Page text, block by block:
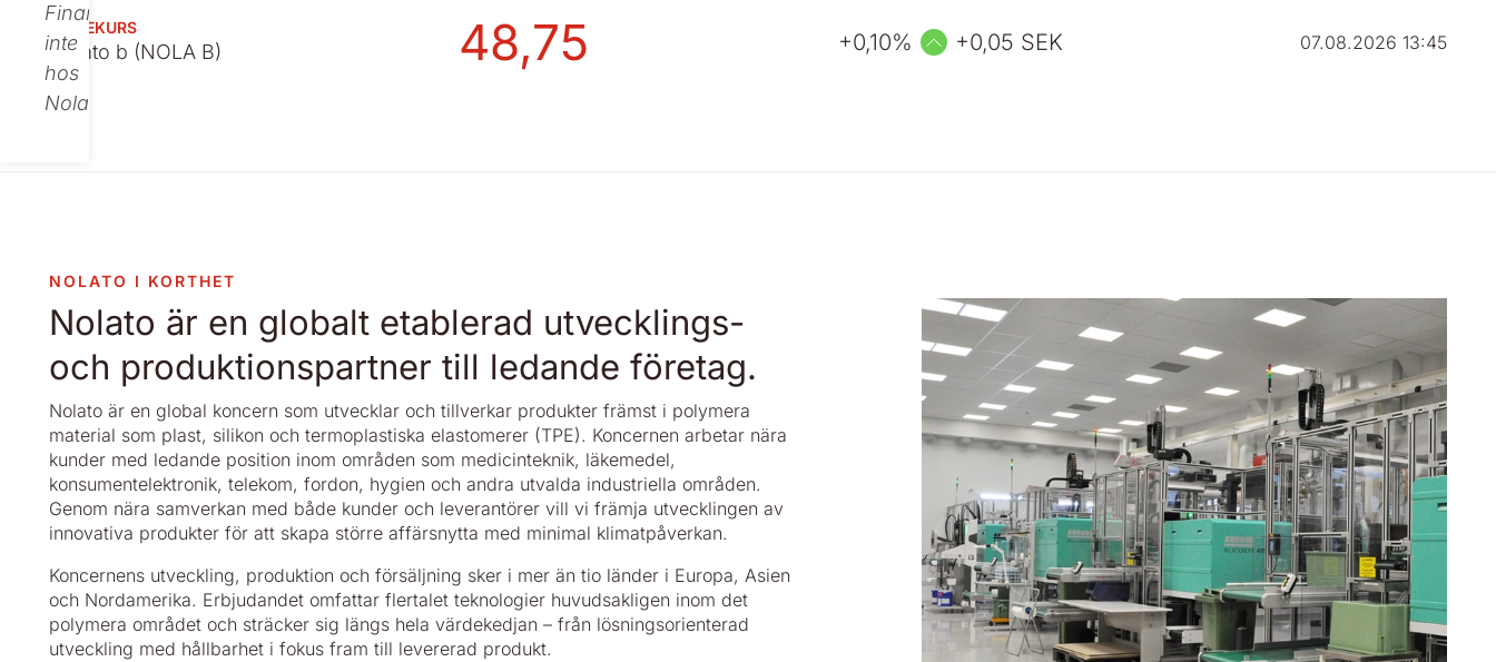
Finance,
inte
hos
Nolato.
AKTIEKURS
Nolato b (NOLA B) 48,75 +0,10% +0,05 SEK 07.08.2026 13:45
NOLATO I KORTHET
Nolato är en globalt etablerad utvecklings-
och produktionspartner till ledande företag.
Nolato är en global koncern som utvecklar och tillverkar produkter främst i polymera
material som plast, silikon och termoplastiska elastomerer (TPE). Koncernen arbetar nära
kunder med ledande position inom områden som medicinteknik, läkemedel,
konsumentelektronik, telekom, fordon, hygien och andra utvalda industriella områden.
Genom nära samverkan med både kunder och leverantörer vill vi främja utvecklingen av
innovativa produkter för att skapa större affärsnytta med minimal klimatpåverkan.
Koncernens utveckling, produktion och försäljning sker i mer än tio länder i Europa, Asien
och Nordamerika. Erbjudandet omfattar flertalet teknologier huvudsakligen inom det
polymera området och sträcker sig längs hela värdekedjan – från lösningsorienterad
utveckling med hållbarhet i fokus fram till levererad produkt.